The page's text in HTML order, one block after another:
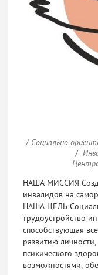
/ Социально
/
НАША МИССИЯ
инвалидов на
НАША ЦЕЛЬ
трудоустройство
способствующая
развитию
психического
возможностями,